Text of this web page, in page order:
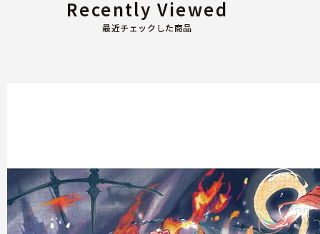
最近チェックした商品
Recently Viewed